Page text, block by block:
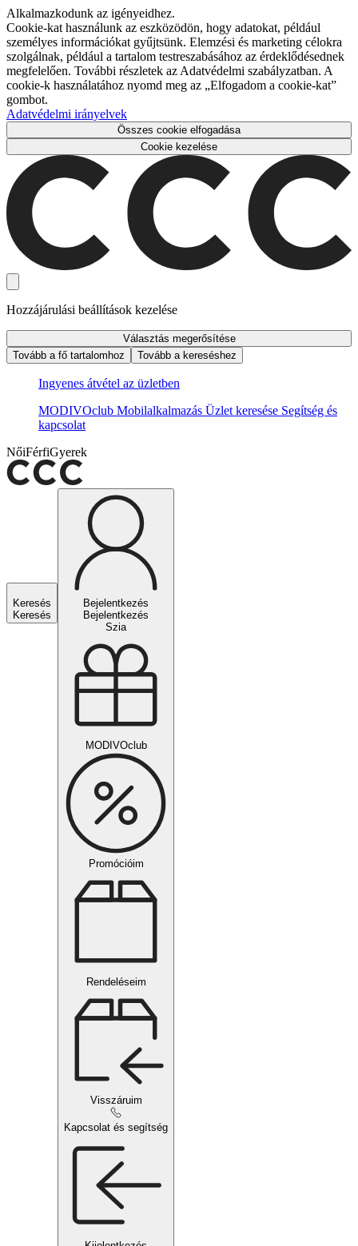
Alkalmazkodunk az igényeidhez.
Cookie-kat használunk az eszközödön, hogy adatokat, például
személyes információkat gyűjtsünk. Elemzési és marketing célokra
szolgálnak, például a tartalom testreszabásához az érdeklődésednek
megfelelően. További részletek az Adatvédelmi szabályzatban. A
cookie-k használatához nyomd meg az „Elfogadom a cookie-kat”
gombot.
Adatvédelmi irányelvek
Összes cookie elfogadása
Cookie kezelése
Hozzájárulási beállítások kezelése
Választás megerősítése
Tovább a fő tartalomhoz
Tovább a kereséshez
Ingyenes átvétel az üzletben
MODIVOclub Mobilalkalmazás Üzlet keresése Segítség és
kapcsolat
NőiFérfiGyerek
Keresés
Keresés
Bejelentkezés
Bejelentkezés
Szia
MODIVOclub
Promócióim
Rendeléseim
Visszáruim
Kapcsolat és segítség